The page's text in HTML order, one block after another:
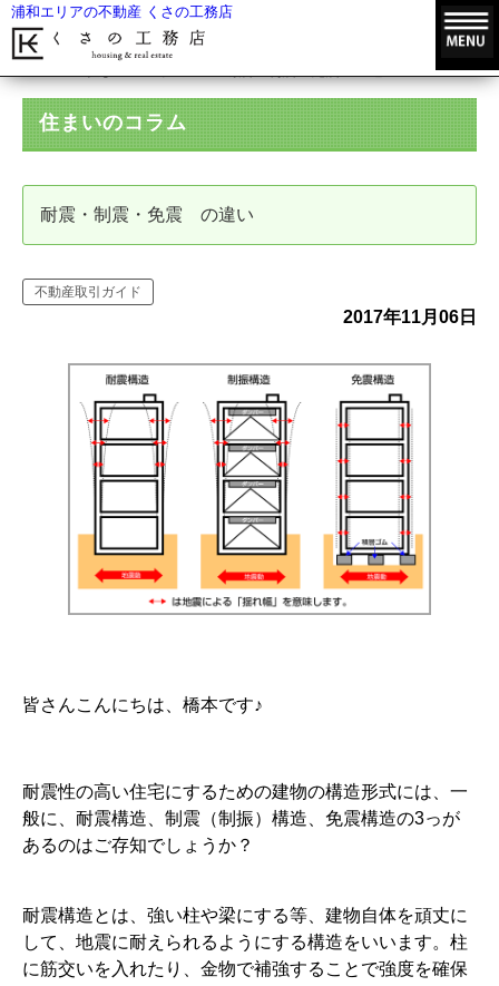
浦和エリアの不動産 くさの工務店
住まいのコラム
耐震・制震・免震 の違い
不動産取引ガイド
2017年11月06日
皆さんこんにちは、橋本です♪
耐震性の高い住宅にするための建物の構造形式には、一
般に、耐震構造、制震（制振）構造、免震構造の3っが
あるのはご存知でしょうか？
耐震構造とは、強い柱や梁にする等、建物自体を頑丈に
して、地震に耐えられるようにする構造をいいます。柱
に筋交いを入れたり、金物で補強することで強度を確保